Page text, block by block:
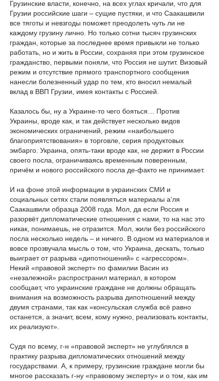
Грузинские власти, конечно, на всех углах кричали, что для
Грузии российские шаги – сущие пустяки, и что Саакашвили
все тяготы и невзгоды поможет преодолеть чуть ли не
каждому грузину лично. Но только сотни тысяч грузинских
граждан, которые за последнее время привыкли не только
работать, но и жить в России, сохраняя при этом грузинское
гражданство, первыми поняли, что Россия не шутит. Визовый
режим и отсутствие прямого транспортного сообщения
нанесли болезненный удар по тем, кто вносил немалый
вклад в ВВП Грузии, имея контакты с Россией.
Казалось бы, ну а Украине-то чего бояться… Против
Украины, вроде как, и так действует несколько видов
экономических ограничений, режим «наибольшего
благоприятствования» в торговле, серия продуктовых
эмбарго. Украина, опять-таки вроде как, не держит в России
своего посла, ограничиваясь временным поверенным,
причём и нового российского посла де-факто не принимает.
И на фоне этой информации в украинских СМИ и
социальных сетях стали появляться материалы а’ля
Саакашвили образца 2008 года. Мол, да если Россия и
разорвёт дипломатические отношения с нами, то на нас это
никак, понимаешь, не отразится. Мол, жили без российского
посла несколько недель – и ничего. В одном из материалов и
вовсе прозвучала мысль о том, что Украина, дескать, только
выиграет от разрыва «дипотношений» с «агрессором».
Некий «правовой эксперт» по фамилии Васин из
«незалежной» распространил материал, в котором
сообщает, что украинские граждане не должны обращать
внимания на возможность разрыва дипотношений между
двумя странами, так как «консульская служба всё равно
останется, а значит, всем, кому нужно, реализовать контакты,
их реализуют».
Судя по всему, г-н «правовой эксперт» не углублялся в
практику разрыва дипломатических отношений между
государствами. А, к примеру, грузинские граждане могли бы
многое рассказать г-ну «правовому эксперту» и о том, как им